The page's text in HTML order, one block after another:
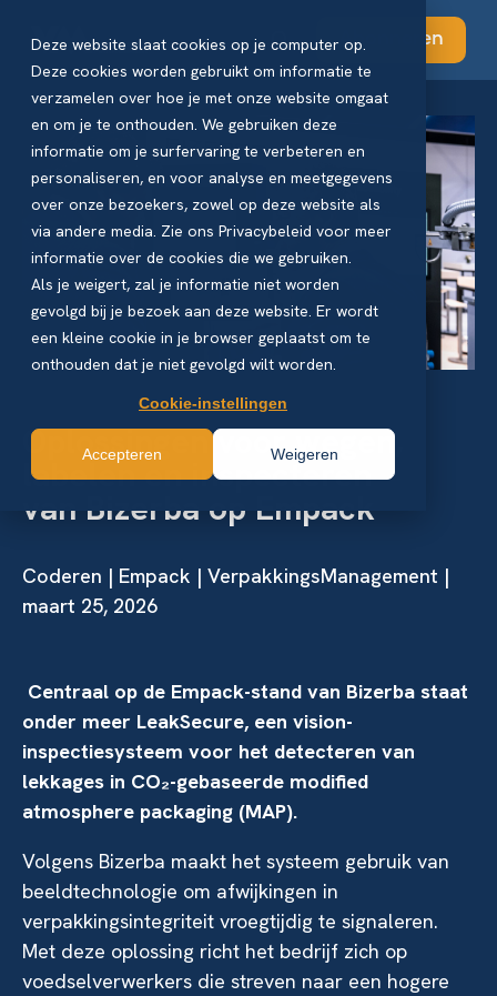
Deze website slaat cookies op je computer op.
Deze cookies worden gebruikt om informatie te
verzamelen over hoe je met onze website omgaat
en om je te onthouden. We gebruiken deze
informatie om je surfervaring te verbeteren en
personaliseren, en voor analyse en meetgegevens
over onze bezoekers, zowel op deze website als
via andere media. Zie ons Privacybeleid voor meer
informatie over de cookies die we gebruiken.
Als je weigert, zal je informatie niet worden
gevolgd bij je bezoek aan deze website. Er wordt
een kleine cookie in je browser geplaatst om te
onthouden dat je niet gevolgd wilt worden.
Cookie-instellingen
Accepteren Weigeren
Abonneren
Oplossingen voor wegen,
labelen en inspecteren
van Bizerba op Empack
Coderen | Empack | VerpakkingsManagement |
maart 25, 2026
Centraal op de Empack-stand van Bizerba staat
onder meer LeakSecure, een vision-
inspectiesysteem voor het detecteren van
lekkages in CO₂-gebaseerde modified
atmosphere packaging (MAP).
Volgens Bizerba maakt het systeem gebruik van
beeldtechnologie om afwijkingen in
verpakkingsintegriteit vroegtijdig te signaleren.
Met deze oplossing richt het bedrijf zich op
voedselverwerkers die streven naar een hogere